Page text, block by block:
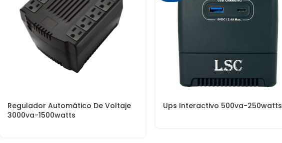
Regulador Automático De Voltaje
3000va-1500watts
Ups Interactivo 500va-250watts